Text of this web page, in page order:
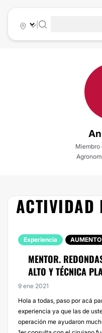
|
Miembro
Experiencia
MENTOR.
ALTO Y TÉCNICA
9 ene 2021
Hola a todas, paso por acá
experiencia ya que las de
operación me ayudaron